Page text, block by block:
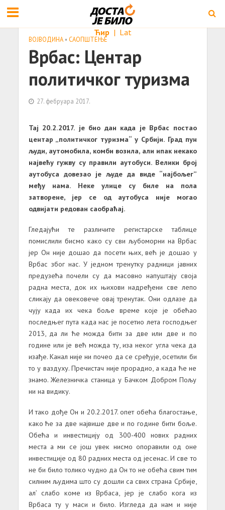
Ћир | Lat
ВОЈВОДИНА • САОПШТЕЊE
Врбас: Центар
политичког туризма
27. фебруара 2017.
Taj 20.2.2017. је био дан када је Врбас постао
центар „политичког туризма“ у Србији. Град пун
људи, аутомобила, комби возила, али ипак некако
највећу гужву су правили аутобуси. Велики број
аутобуса довезао је људе да виде “најбољег”
међу нама. Неке улице су биле на пола
затворене, јер се од аутобуса није могао
одвијати редован саобраћај.
Гледајући те различите регистарске таблице
помислили бисмо како су сви љубоморни на Врбас
јер Он није дошао да посети њих, већ је дошао у
Врбас због нас. У једном тренутку радници јавних
предузећа почели су да масовно напуштају своја
радна места, док их њихови надређени све лепо
сликају да овековече овај тренутак. Они одлазе да
чују када их чека боље време које је обећао
последњег пута када нас је посетио лета господњег
2013, да ли ће можда бити за две или две и по
године или је већ можда ту, иза неког угла чека да
изађе. Канал није ни почео да се сређује, осетили би
то у ваздуху. Пречистач није прорадио, а када ће не
знамо. Железничка станица у Бачком Добром Пољу
ни на видику.
И тако дође Он и 20.2.2017. опет обећа благостање,
како ће за две највише две и по године бити боље.
Обећа и инвестицију од 300-400 нових радних
места а ми се још увек нисмо опоравили од оне
инвестиције од 80 радних места од јесенас. И све то
не би било толико чудно да Он то не обећа свим тим
силним људима што су дошли са свих страна Србије,
ал’ слабо коме из Врбаса, јер је слабо кога из
Врбаса ту у маси и било. Изгледа да нам и није